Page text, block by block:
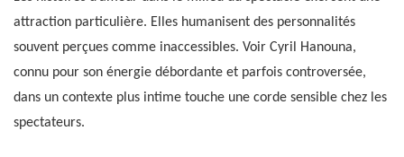
attraction particulière. Elles humanisent des personnalités
souvent perçues comme inaccessibles. Voir Cyril Hanouna,
connu pour son énergie débordante et parfois controversée,
dans un contexte plus intime touche une corde sensible chez les
spectateurs.